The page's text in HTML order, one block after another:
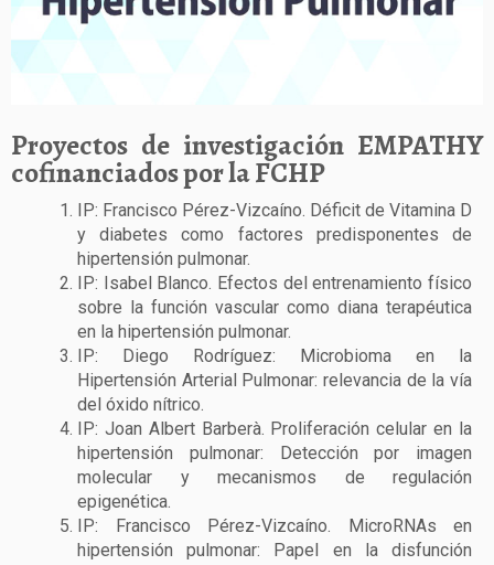
Proyectos de investigación EMPATHY
cofinanciados por la FCHP
IP: Francisco Pérez-Vizcaíno. Déficit de Vitamina D
y diabetes como factores predisponentes de
hipertensión pulmonar.
IP: Isabel Blanco. Efectos del entrenamiento físico
sobre la función vascular como diana terapéutica
en la hipertensión pulmonar.
IP: Diego Rodríguez: Microbioma en la
Hipertensión Arterial Pulmonar: relevancia de la vía
del óxido nítrico.
IP: Joan Albert Barberà. Proliferación celular en la
hipertensión pulmonar: Detección por imagen
molecular y mecanismos de regulación
epigenética.
IP: Francisco Pérez-Vizcaíno. MicroRNAs en
hipertensión pulmonar: Papel en la disfunción